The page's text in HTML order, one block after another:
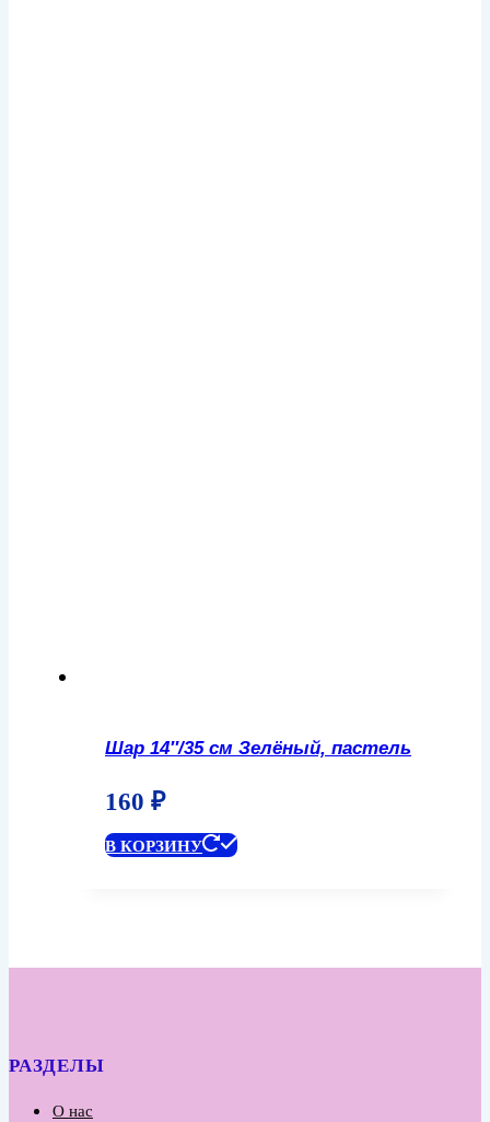
Шар 14″/35 см Зелёный, пастель
160 ₽
В КОРЗИНУ
РАЗДЕЛЫ
О нас